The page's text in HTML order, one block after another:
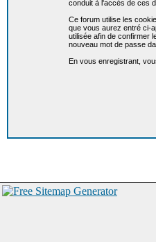
conduit à l'accès de ces
Ce forum utilise les
que vous aurez entré ci-
utilisée afin de confirmer
nouveau mot de passe
En vous enregistrant,